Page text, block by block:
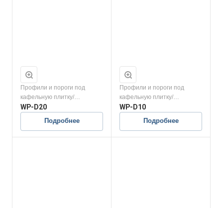
Профили и пороги под
кафельную плитку/
Анодированные
WP-D20
Подробнее
Профили и пороги под
кафельную плитку/
Анодированные
WP-D10
Подробнее